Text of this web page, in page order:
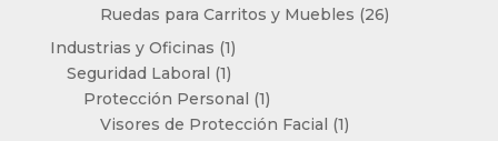
productos
Ruedas para Carritos y Muebles 2626
Industrias y Oficinas 11
producto
Seguridad Laboral 11
producto
Protección Personal 11
producto
Visores de Protección Facial 11